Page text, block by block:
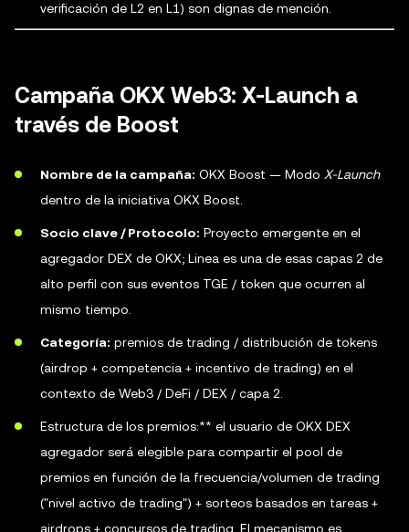
verificación de L2 en L1) son dignas de mención.
Campaña OKX Web3: X-Launch a
través de Boost
Nombre de la campaña: OKX Boost — Modo X-Launch
dentro de la iniciativa OKX Boost.
Socio clave / Protocolo: Proyecto emergente en el
agregador DEX de OKX; Linea es una de esas capas 2 de
alto perfil con sus eventos TGE / token que ocurren al
mismo tiempo.
Categoría: premios de trading / distribución de tokens
(airdrop + competencia + incentivo de trading) en el
contexto de Web3 / DeFi / DEX / capa 2.
Estructura de los premios:** el usuario de OKX DEX
agregador será elegible para compartir el pool de
premios en función de la frecuencia/volumen de trading
("nivel activo de trading") + sorteos basados en tareas +
airdrops + concursos de trading. El mecanismo es